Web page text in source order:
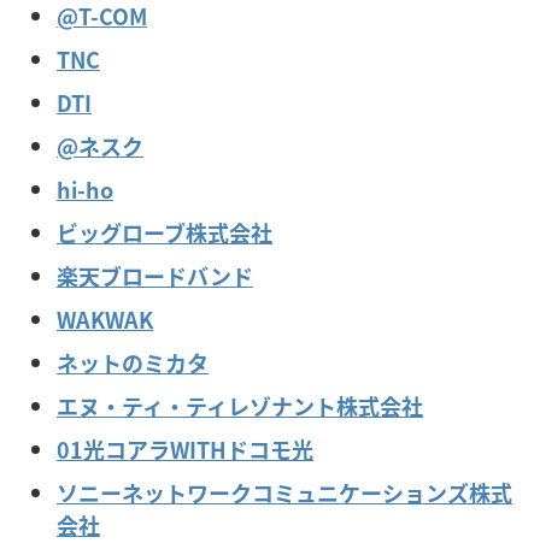
@T-COM
TNC
DTI
@ネスク
hi-ho
ビッグローブ株式会社
楽天ブロードバンド
WAKWAK
ネットのミカタ
エヌ・ティ・ティレゾナント株式会社
01光コアラWITHドコモ光
ソニーネットワークコミュニケーションズ株式
会社